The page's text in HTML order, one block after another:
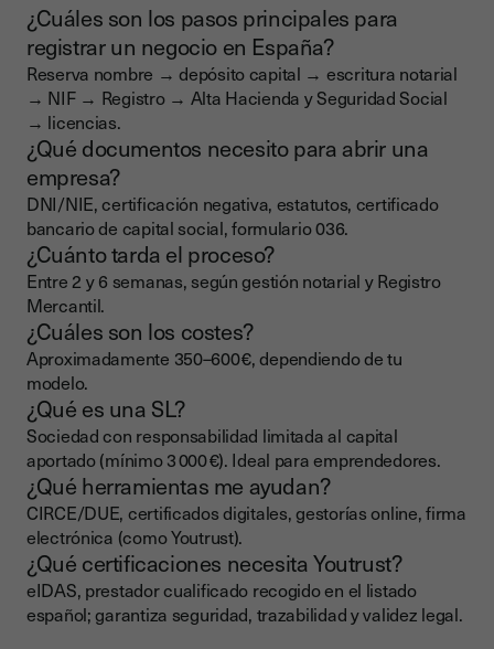
¿Cuáles son los pasos principales para
registrar un negocio en España?
Reserva nombre → depósito capital → escritura notarial
→ NIF → Registro → Alta Hacienda y Seguridad Social
→ licencias.
¿Qué documentos necesito para abrir una
empresa?
DNI/NIE, certificación negativa, estatutos, certificado
bancario de capital social, formulario 036.
¿Cuánto tarda el proceso?
Entre 2 y 6 semanas, según gestión notarial y Registro
Mercantil.
¿Cuáles son los costes?
Aproximadamente 350–600 €, dependiendo de tu
modelo.
¿Qué es una SL?
Sociedad con responsabilidad limitada al capital
aportado (mínimo 3 000 €). Ideal para emprendedores.
¿Qué herramientas me ayudan?
CIRCE/DUE, certificados digitales, gestorías online, firma
electrónica (como Youtrust).
¿Qué certificaciones necesita Youtrust?
eIDAS, prestador cualificado recogido en el listado
español; garantiza seguridad, trazabilidad y validez legal.